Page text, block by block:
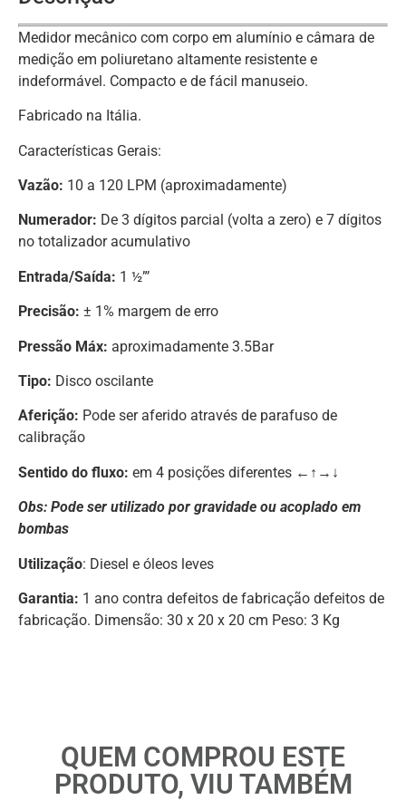
Medidor mecânico com corpo em alumínio e câmara de
medição em poliuretano altamente resistente e
indeformável. Compacto e de fácil manuseio.
Fabricado na Itália.
Características Gerais:
Vazão: 10 a 120 LPM (aproximadamente)
Numerador: De 3 dígitos parcial (volta a zero) e 7 dígitos
no totalizador acumulativo
Entrada/Saída: 1 ½”’
Precisão: ± 1% margem de erro
Pressão Máx: aproximadamente 3.5Bar
Tipo: Disco oscilante
Aferição: Pode ser aferido através de parafuso de
calibração
Sentido do fluxo: em 4 posições diferentes ←↑→↓
Obs: Pode ser utilizado por gravidade ou acoplado em
bombas
Utilização: Diesel e óleos leves
Garantia: 1 ano contra defeitos de fabricação defeitos de
fabricação. Dimensão: 30 x 20 x 20 cm Peso: 3 Kg
QUEM COMPROU ESTE
PRODUTO, VIU TAMBÉM